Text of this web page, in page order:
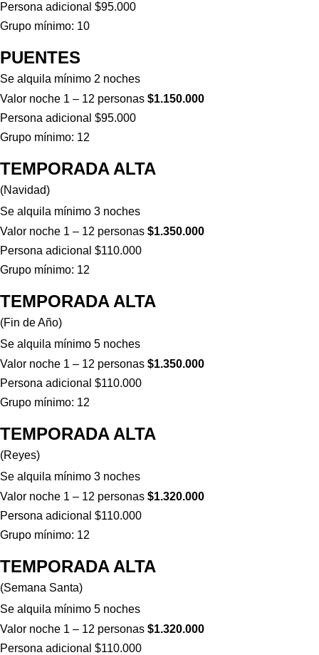
Persona adicional $95.000
Grupo mínimo: 10
PUENTES
Se alquila mínimo 2 noches
Valor noche 1 – 12 personas $1.150.000
Persona adicional $95.000
Grupo mínimo: 12
TEMPORADA ALTA
(Navidad)
Se alquila mínimo 3 noches
Valor noche 1 – 12 personas $1.350.000
Persona adicional $110.000
Grupo mínimo: 12
TEMPORADA ALTA
(Fin de Año)
Se alquila mínimo 5 noches
Valor noche 1 – 12 personas $1.350.000
Persona adicional $110.000
Grupo mínimo: 12
TEMPORADA ALTA
(Reyes)
Se alquila mínimo 3 noches
Valor noche 1 – 12 personas $1.320.000
Persona adicional $110.000
Grupo mínimo: 12
TEMPORADA ALTA
(Semana Santa)
Se alquila mínimo 5 noches
Valor noche 1 – 12 personas $1.320.000
Persona adicional $110.000